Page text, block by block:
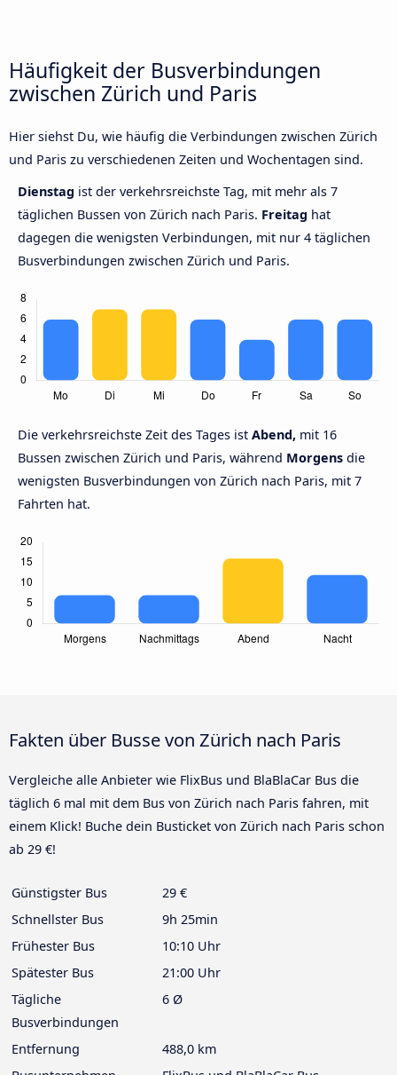
Häufigkeit der Busverbindungen
zwischen Zürich und Paris
Hier siehst Du, wie häufig die Verbindungen zwischen Zürich
und Paris zu verschiedenen Zeiten und Wochentagen sind.
Dienstag ist der verkehrsreichste Tag, mit mehr als 7
täglichen Bussen von Zürich nach Paris. Freitag hat
dagegen die wenigsten Verbindungen, mit nur 4 täglichen
Busverbindungen zwischen Zürich und Paris.
Die verkehrsreichste Zeit des Tages ist Abend, mit 16
Bussen zwischen Zürich und Paris, während Morgens die
wenigsten Busverbindungen von Zürich nach Paris, mit 7
Fahrten hat.
Fakten über Busse von Zürich nach Paris
Vergleiche alle Anbieter wie FlixBus und BlaBlaCar Bus die
täglich 6 mal mit dem Bus von Zürich nach Paris fahren, mit
einem Klick! Buche dein Busticket von Zürich nach Paris schon
ab 29 €!
Günstigster Bus
29 €
Schnellster Bus
9h 25min
Frühester Bus
10:10 Uhr
Spätester Bus
21:00 Uhr
Tägliche
Busverbindungen
6 Ø
Entfernung
488,0 km